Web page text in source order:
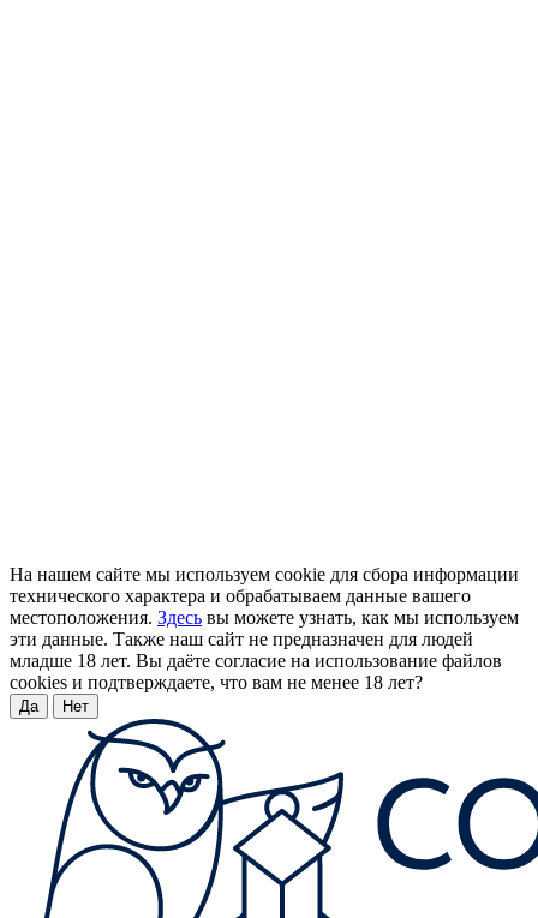
На нашем сайте мы используем cookie для сбора информации
технического характера и обрабатываем данные вашего
местоположения. Здесь вы можете узнать, как мы используем
эти данные. Также наш сайт не предназначен для людей
младше 18 лет. Вы даёте согласие на использование файлов
cookies и подтверждаете, что вам не менее 18 лет?
Да Нет